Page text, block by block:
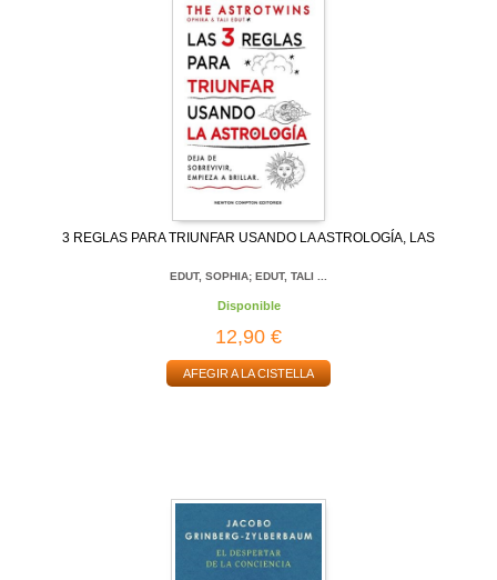
3 REGLAS PARA TRIUNFAR USANDO LA ASTROLOGÍA, LAS
EDUT, SOPHIA; EDUT, TALI ...
Disponible
12,90 €
AFEGIR A LA CISTELLA